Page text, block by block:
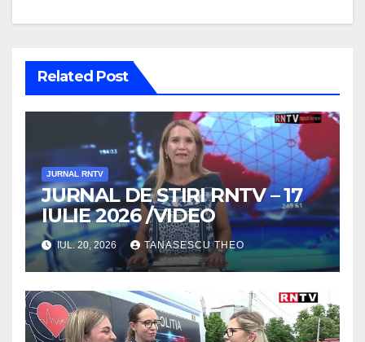
Related Post
JURNAL RNTV
JURNAL DE STIRI RNTV – 17
IULIE 2026 /VIDEO
IUL. 20, 2026 TANASESCU THEO